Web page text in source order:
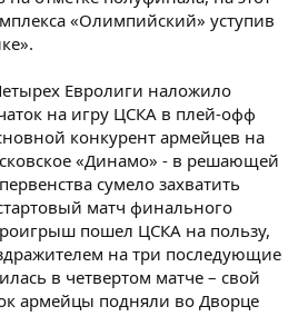
«Олимпийский» уступив
Евролиги наложило
на игру ЦСКА в плей-офф
конкурент армейцев на
«Динамо» - в решающей
сумело захватить
матч финального
пошел ЦСКА на пользу,
на три последующие
в четвертом матче – свой
армейцы подняли во Дворце